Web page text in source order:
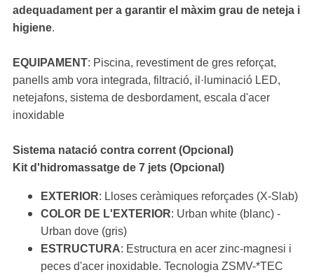
adequadament per a garantir el màxim grau de neteja i
higiene.
EQUIPAMENT: Piscina, revestiment de gres reforçat,
panells amb vora integrada, filtració, il·luminació LED,
netejafons, sistema de desbordament, escala d'acer
inoxidable
Sistema natació contra corrent (Opcional)
Kit d'hidromassatge de 7 jets (Opcional)
EXTERIOR: Lloses ceràmiques reforçades (X-Slab)
COLOR DE L'EXTERIOR: Urban white (blanc) -
Urban dove (gris)
ESTRUCTURA: Estructura en acer zinc-magnesi i
peces d'acer inoxidable. Tecnologia ZSMV-*TEC